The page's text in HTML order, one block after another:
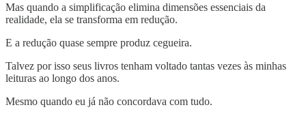
Mas quando a simplificação elimina dimensões essenciais da
realidade, ela se transforma em redução.
E a redução quase sempre produz cegueira.
Talvez por isso seus livros tenham voltado tantas vezes às minhas
leituras ao longo dos anos.
Mesmo quando eu já não concordava com tudo.